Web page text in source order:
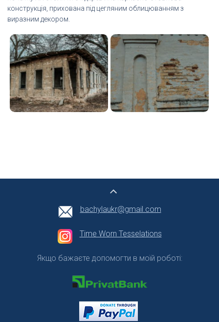
конструкція, прихована під цегляним облицюванням з
виразним декором.
bachylaukr@gmail.com
Time Worn Tesselations
Якщо бажаєте допомогти в моїй роботі: